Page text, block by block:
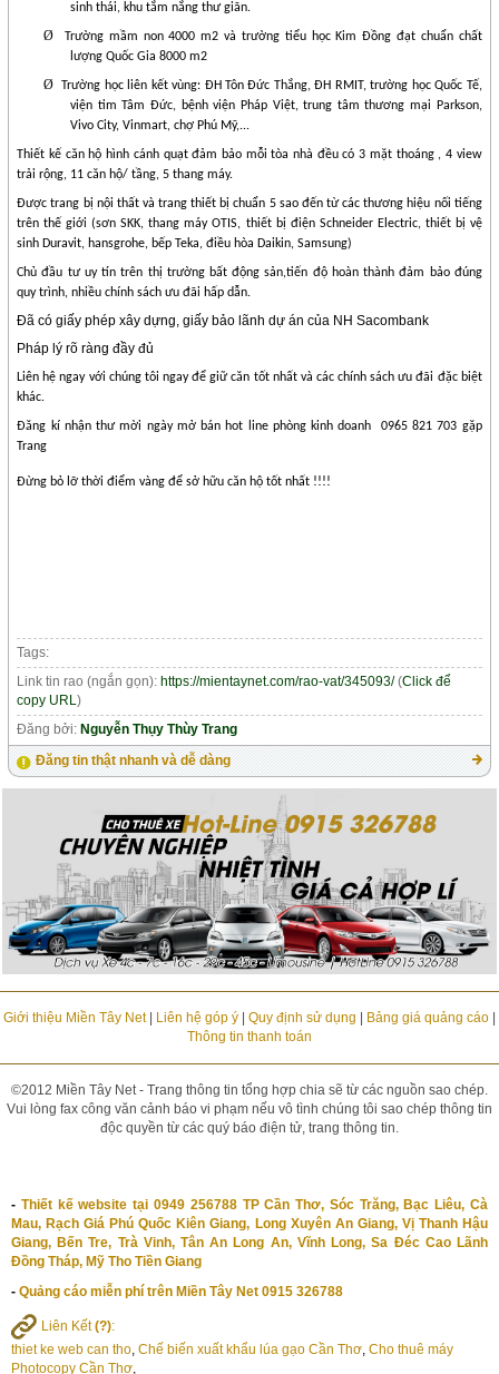
sinh thái, khu tắm nắng thư giãn.
Ø
Trường mầm non 4000 m2 và trường tiểu học Kim Đồng đạt chuẩn chất
lượng Quốc Gia 8000 m2
Ø
Trường học liên kết vùng: ĐH Tôn Đức Thắng, ĐH RMIT, trường học Quốc Tế,
viện tim Tâm Đức, bệnh viện Pháp Việt, trung tâm thương mại Parkson,
Vivo City, Vinmart, chợ Phú Mỹ,...
Thiết kế căn hộ hình cánh quạt đảm bảo mỗi tòa nhà đều có 3 mặt thoáng , 4 view
trải rộng, 11 căn hộ/ tầng, 5 thang máy.
Được trang bị nội thất và trang thiết bị chuẩn 5 sao đến từ các thương hiệu nối tiếng
trên thế giới (sơn SKK, thang máy OTIS, thiết bị điện Schneider Electric, thiết bị vệ
sinh Duravit, hansgrohe, bếp Teka, điều hòa Daikin, Samsung)
Chủ đầu tư uy tín trên thị trường bất động sản,tiến độ hoàn thành đảm bảo đúng
quy trình, nhiều chính sách ưu đãi hấp dẫn.
Đã có giấy phép xây dựng, giấy bảo lãnh dự án của NH Sacombank
Pháp lý rõ ràng đầy đủ
Liên hệ ngay với chúng tôi ngay để giữ căn tốt nhất và các chính sách ưu đãi đặc biệt
khác.
Đăng kí nhận thư mời ngày mở bán hot line phòng kinh doanh
0965 821 703 gặp
Trang
Đừng bỏ lỡ thời điểm vàng để sở hữu căn hộ tốt nhất !!!!
Tags:
Link tin rao (ngắn gọn): https://mientaynet.com/rao-vat/345093/(Click để
copy URL)
Đăng bởi: Nguyễn Thụy Thùy Trang
Đăng tin thật nhanh và dễ dàng
Giới thiệu Miền Tây Net| Liên hệ góp ý| Quy định sử dụng Bảng giá quảng cáo|
Thông tin thanh toán
©2012 Miền Tây Net - Trang thông tin tổng hợp chia sẽ từ các nguồn sao chép.
Vui lòng fax công văn cảnh báo vi phạm nếu vô tình chúng tôi sao chép thông tin
độc quyền từ các quý báo điện tử, trang thông tin.
- Thiết kế website tại 0949 256788 TP Cần Thơ, Sóc Trăng, Bạc Liêu, Cà
Mau, Rạch Giá Phú Quốc Kiên Giang, Long Xuyên An Giang, Vị Thanh Hậu
Giang, Bến Tre, Trà Vinh, Tân An Long An, Vĩnh Long, Sa Đéc Cao Lãnh
Đồng Tháp, Mỹ Tho Tiền Giang
- Quảng cáo miễn phí trên Miền Tây Net 0915 326788
Liên Kết(?):
thiet ke web can tho, Chế biến xuất khẩu lúa gạo Cần Thơ, Cho thuê máy
Photocopy Cần Thơ,